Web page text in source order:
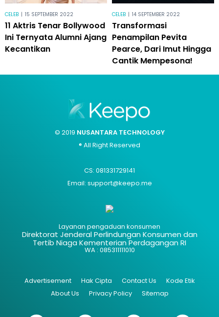
CELEB | 15 SEPTEMBER 2022
11 Aktris Tenar Bollywood
Ini Ternyata Alumni Ajang
Kecantikan
CELEB | 14 SEPTEMBER 2022
Transformasi
Penampilan Pevita
Pearce, Dari Imut Hingga
Cantik Mempesona!
© 2019 NUSANTARA TECHNOLOGY
® All Right Reserved
CS: 081331729141
Email: support@keepo.me
Layanan pengaduan konsumen
Direktorat Jenderal Perlindungan Konsumen dan
Tertib Niaga Kementerian Perdagangan RI
WA : 085311111010
Advertisement Hak Cipta Contact Us
Kode Etik
About Us
Privacy Policy Sitemap